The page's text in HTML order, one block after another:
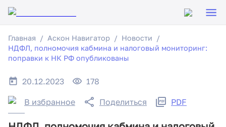
Главная Аскон Навигатор
Новости
НДФЛ, полномочия кабмина и налоговый мониторинг:
поправки к НК РФ опубликованы
20.12.2023 178
В избранное Поделиться PDF